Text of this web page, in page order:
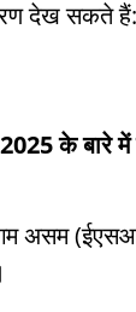
देख सकते हैं:
के बारे में
असम